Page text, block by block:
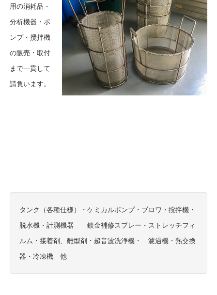
用の消耗品・
分析機器・ポ
ンプ・攪拌機
の販売・取付
まで一貫して
請負います。
タンク（各種仕様）・ケミカルポンプ・ブロワ・撹拌機・
脱水機・計測機器 鍍金補修スプレー・ストレッチフィ
ルム・接着剤、離型剤・超音波洗浄機・ 濾過機・熱交換
器・冷凍機 他